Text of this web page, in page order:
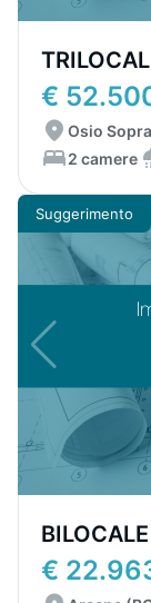
€
Osio
2 camere
Suggerimento
€